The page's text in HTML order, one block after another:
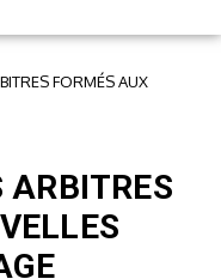
FORMÉS AUX
ARBITRES